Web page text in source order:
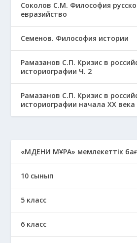
Соколов С.М. Философия
евразийство
Семенов. Философия истории
Рамазанов С.П. Кризис в
историографии Ч. 2
Рамазанов С.П. Кризис в
историографии начала ХХ века
«МӘДЕНИ МҰРА» мемлекеттік
10 сынып
5 класс
6 класс